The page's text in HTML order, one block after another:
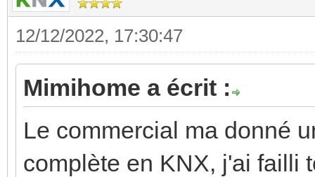
12/12/2022, 17:30:47
Mimihome a écrit :
Le commercial ma donné
complète en KNX, j'ai failli